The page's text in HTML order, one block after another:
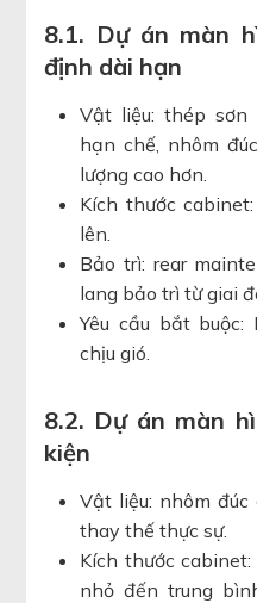
8.1. Dự án màn
định dài hạn
Vật liệu: thép
hạn chế, nhôm
lượng cao hơn.
Kích thước
lên.
Bảo trì: rear
lang bảo trì từ giai
Yêu cầu bắt
chịu gió.
8.2. Dự án màn
kiện
Vật liệu: nhôm
thay thế thực sự.
Kích thước
nhỏ đến trung